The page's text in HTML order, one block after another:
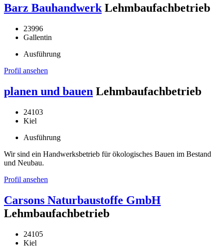
Barz Bauhandwerk Lehmbaufachbetrieb
23996
Gallentin
Ausführung
Profil ansehen
planen und bauen Lehmbaufachbetrieb
24103
Kiel
Ausführung
Wir sind ein Handwerksbetrieb für ökologisches Bauen im Bestand
und Neubau.
Profil ansehen
Carsons Naturbaustoffe GmbH
Lehmbaufachbetrieb
24105
Kiel